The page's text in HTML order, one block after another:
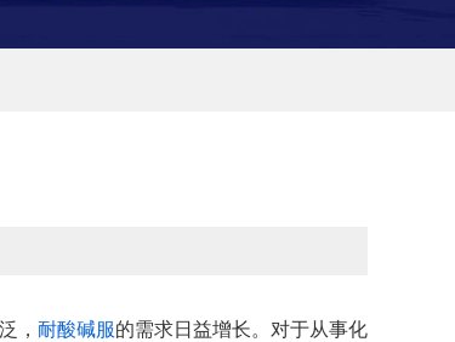
， 耐酸碱服的需求日益增长。对于从事化